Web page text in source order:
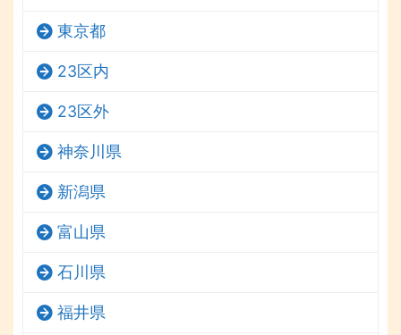
東京都
23区内
23区外
神奈川県
新潟県
富山県
石川県
福井県